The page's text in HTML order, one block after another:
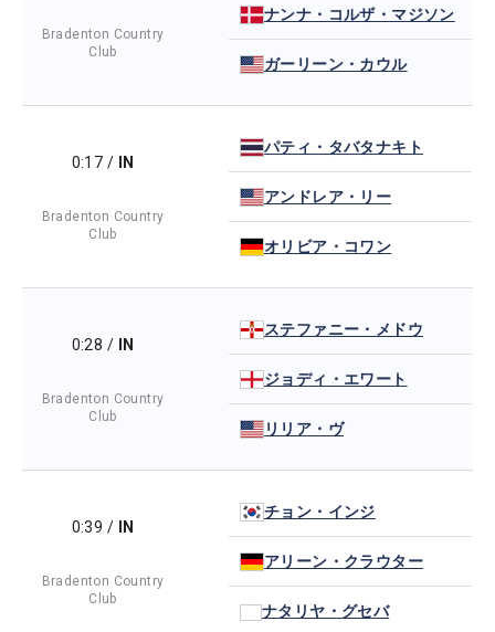
Bradenton Country
Club
ナンナ・コルザ・マジソン
ガーリーン・カウル
0:17 / IN
Bradenton Country
Club
パティ・タバタナキト
アンドレア・リー
オリビア・コワン
0:28 / IN
Bradenton Country
Club
ステファニー・メドウ
ジョディ・エワート
リリア・ヴ
0:39 / IN
Bradenton Country
Club
チョン・インジ
アリーン・クラウター
ナタリヤ・グセバ